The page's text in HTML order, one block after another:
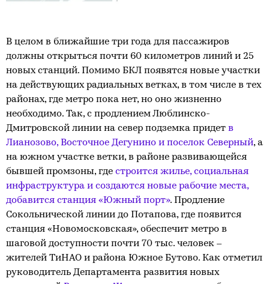
В целом в ближайшие три года для пассажиров
должны открыться почти 60 километров линий и 25
новых станций. Помимо БКЛ появятся новые участки
на действующих радиальных ветках, в том числе в тех
районах, где метро пока нет, но оно жизненно
необходимо. Так, с продлением Люблинско-
Дмитровской линии на север подземка придет в
Лианозово, Восточное Дегунино и поселок Северный, а
на южном участке ветки, в районе развивающейся
бывшей промзоны, где строится жилье, социальная
инфраструктура и создаются новые рабочие места,
добавится станция «Южный порт». Продление
Сокольнической линии до Потапова, где появится
станция «Новомосковская», обеспечит метро в
шаговой доступности почти 70 тыс. человек –
жителей ТиНАО и района Южное Бутово. Как отметил
руководитель Департамента развития новых